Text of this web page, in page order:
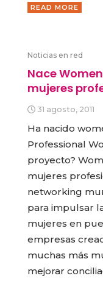
READ MORE
Noticias en red
Nace
mujeres
31 agosto, 2011
Ha nacido
Professional
proyecto?
mujeres
networking
para impulsar
mujeres en
empresas
muchas más
mejorar